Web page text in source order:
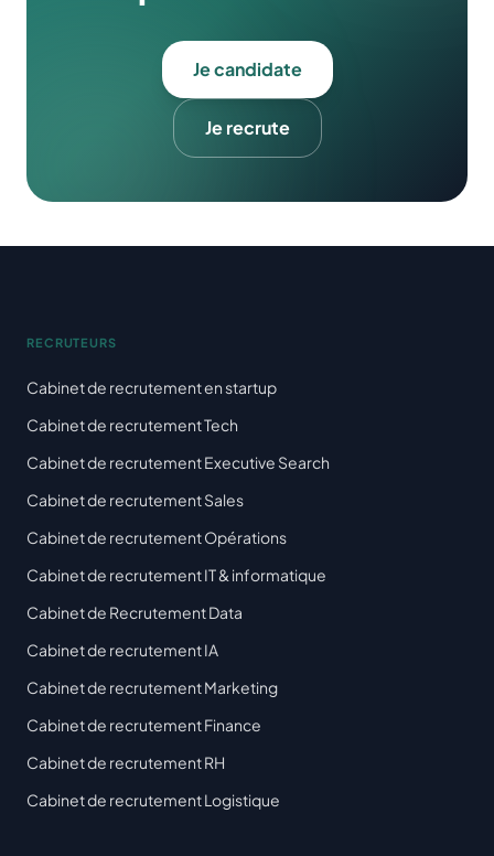
Je candidate
Je recrute
RECRUTEURS
Cabinet de recrutement en startup
Cabinet de recrutement Tech
Cabinet de recrutement Executive Search
Cabinet de recrutement Sales
Cabinet de recrutement Opérations
Cabinet de recrutement IT & informatique
Cabinet de Recrutement Data
Cabinet de recrutement IA
Cabinet de recrutement Marketing
Cabinet de recrutement Finance
Cabinet de recrutement RH
Cabinet de recrutement Logistique